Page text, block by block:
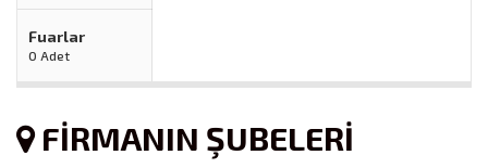
Fuarlar
0 Adet
FİRMANIN ŞUBELERİ